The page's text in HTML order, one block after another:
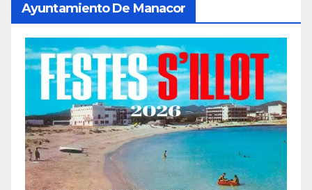
Ayuntamiento De Manacor